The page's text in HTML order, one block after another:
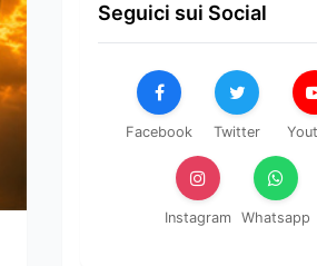
Seguici sui Social
Facebook Twitter
Instagram Whatsapp